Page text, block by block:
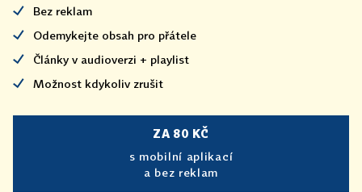
Bez reklam
Odemykejte obsah pro přátele
Články v audioverzi + playlist
Možnost kdykoliv zrušit
ZA 80 KČ
s mobilní aplikací
a bez reklam